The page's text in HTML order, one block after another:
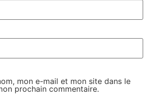
mon e-mail et mon site dans le
prochain commentaire.